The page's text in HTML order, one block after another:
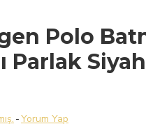
Polo
Parlak
-Yorum Yap